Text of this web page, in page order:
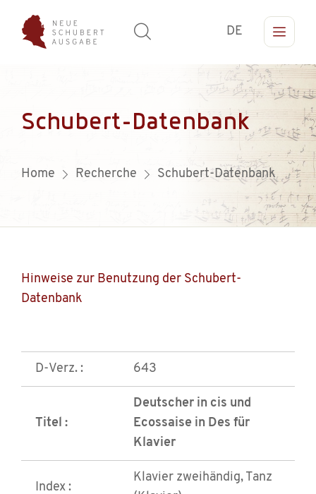
DE
Schubert-Datenbank
Home Recherche Schubert-Datenbank
Hinweise zur Benutzung der Schubert-
Datenbank
D-Verz. : 643
Titel :
Deutscher in cis und
Ecossaise in Des für
Klavier
Index :
Klavier zweihändig, Tanz